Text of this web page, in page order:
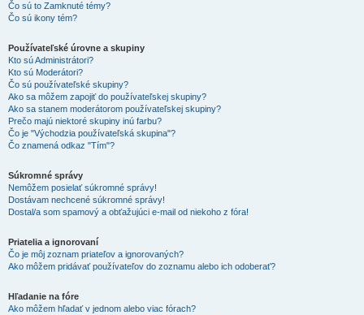
Čo sú to Zamknuté témy?
Čo sú ikony tém?
Používateľské úrovne a skupiny
Kto sú Administrátori?
Kto sú Moderátori?
Čo sú používateľské skupiny?
Ako sa môžem zapojiť do používateľskej skupiny?
Ako sa stanem moderátorom používateľskej skupiny?
Prečo majú niektoré skupiny inú farbu?
Čo je "Východzia používateľská skupina"?
Čo znamená odkaz "Tím"?
Súkromné správy
Nemôžem posielať súkromné správy!
Dostávam nechcené súkromné správy!
Dostal/a som spamový a obťažujúci e-mail od niekoho z fóra!
Priatelia a ignorovaní
Čo je môj zoznam priateľov a ignorovaných?
Ako môžem pridávať používateľov do zoznamu alebo ich odoberať?
Hľadanie na fóre
Ako môžem hľadať v jednom alebo viac fórach?